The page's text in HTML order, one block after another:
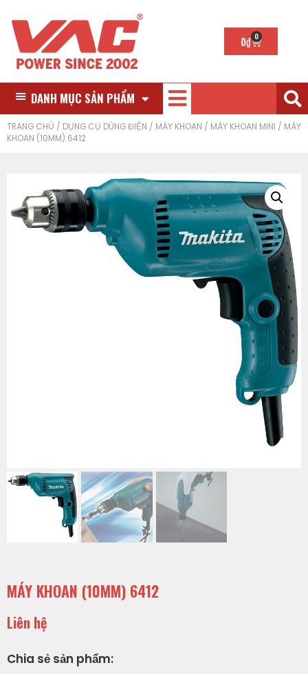
0₫ 0
DANH MỤC SẢN PHẨM
TRANG CHỦ / DỤNG CỤ DÙNG ĐIỆN / MÁY KHOAN / MÁY KHOAN MINI / MÁY
KHOAN (10MM) 6412
MÁY KHOAN (10MM) 6412
Liên hệ
Chia sẻ sản phẩm: